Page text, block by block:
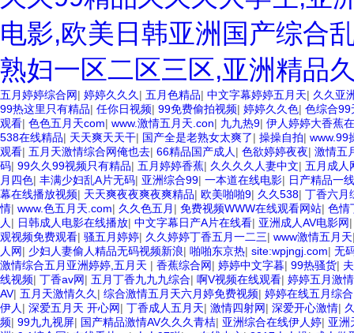
电影,欧美日韩亚洲国产综合
熟妇一区二区三区,亚洲精品
五月婷婷综合网| 婷婷久久久 | 五月色精品| 中文字幕婷婷五月天| 久久亚
99热这里只有精品| 任你日视频| 99免费偷拍视频| 婷婷久久色| 色综合
观看| 色色五月天com| www.激情五月天.con| 九九热9| 伊人婷婷大香蕉
538在线精品| 天天爽天天干| 国产全是老熟女太爽了| 操操自拍| www.99
观看| 五月天激情综合网俺也去| 66精品国产成人 | 色欲婷婷夜夜| 激情五
码| 99久久99视频只有精品| 五月婷婷香蕉| 久久久久人妻中文| 五月成人
月四色| 丰满少妇乱A片无码| 亚洲综合99| 一本道在线电影| 日产精品一
幕在线播放视频| 天天爽夜夜爽夜爽精品| 欧美啪啪9| 久久538| 丁香六月
情| www.色五月天.com| 久久色五月 | 免费视频WWW在线观看网站| 色情
人 | 日韩成人电影在线播放| 中文字幕日产A片在线看| 亚洲成人AV电影网
观视频免费观看| 骚五月婷婷| 久久婷婷丁香五月一二三| www激情五月天
人网| 少妇人妻偷人精品无码视频新浪| 啪啪东京热| site:wpjngj.com| 无
激情综合五月亚洲婷婷,五月天 | 香蕉综合网| 婷婷中文字暮| 99热骚货|
线视频| 丁香av网| 五月丁香九九九综合| 啊V视频在线观看| 婷婷五月激
AV| 五月天激情久久 | 综合激情五月天六月婷免费视频| 婷婷在线五月综合
伊人 | 深爱五月天 开心网| 丁香成人五月天| 激情四射网| 深爱开心激情|
频| 99九九视屏| 国产精品激情AV久久久青桔| 亚洲综合在线伊人婷| 亚洲